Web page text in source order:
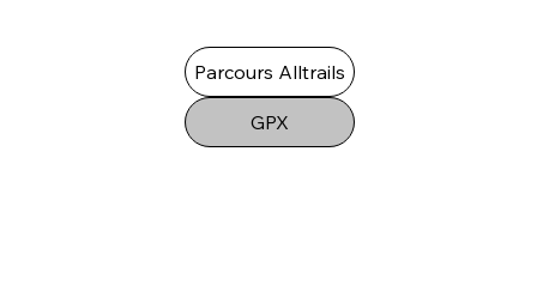
Parcours Alltrails
GPX